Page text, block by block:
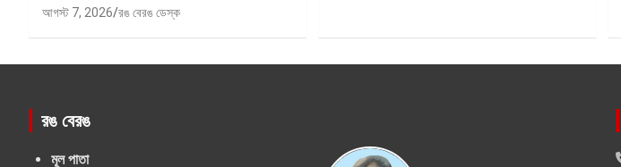
আগস্ট 7, 2026 রঙ বেরঙ ডেস্ক
রঙ বেরঙ
মূল পাতা